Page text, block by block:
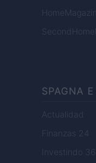
SPAGNA
Actualidad
Finanzas 24
Investindo